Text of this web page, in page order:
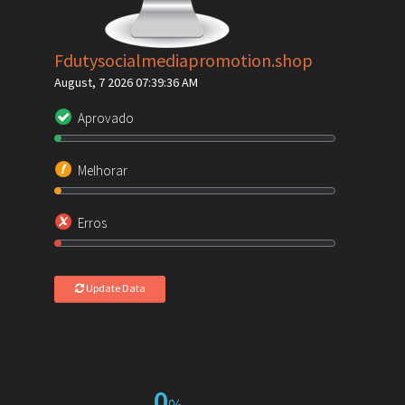
Fdutysocialmediapromotion.shop
August, 7 2026 07:39:36 AM
Aprovado
Melhorar
Erros
Update Data